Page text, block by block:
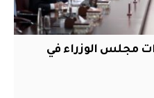
مجلس الوزراء في